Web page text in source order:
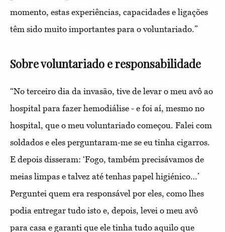
momento, estas experiências, capacidades e ligações
têm sido muito importantes para o voluntariado.”
Sobre voluntariado e responsabilidade
“No terceiro dia da invasão, tive de levar o meu avô ao
hospital para fazer hemodiálise - e foi aí, mesmo no
hospital, que o meu voluntariado começou. Falei com
soldados e eles perguntaram-me se eu tinha cigarros.
E depois disseram: ‘Fogo, também precisávamos de
meias limpas e talvez até tenhas papel higiénico…’
Perguntei quem era responsável por eles, como lhes
podia entregar tudo isto e, depois, levei o meu avô
para casa e garanti que ele tinha tudo aquilo que